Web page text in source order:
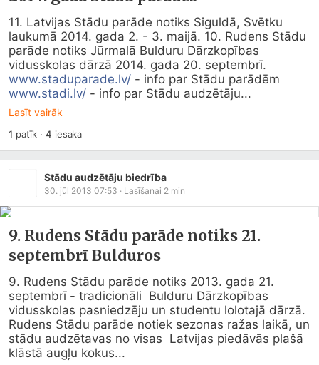
11. Latvijas Stādu parāde notiks Siguldā, Svētku
laukumā 2014. gada 2. - 3. maijā. 10. Rudens Stādu
parāde notiks Jūrmalā Bulduru Dārzkopības
www.staduparade.lv/
www.stadi.lv/ - info par Stādu audzētāju...
Lasīt vairāk
1 patīk ·4 iesaka
Stādu audzētāju biedrība
30. jūl 2013 07:53 · Lasīšanai 2 min
9. Rudens Stādu parāde notiks 21.
septembrī Bulduros
9. Rudens Stādu parāde notiks 2013. gada 21.
septembrī - tradicionāli  Bulduru Dārzkopības
vidusskolas pasniedzēju un studentu lolotajā dārzā.
Rudens Stādu parāde notiek sezonas ražas laikā, un
stādu audzētavas no visas  Latvijas piedāvās plašā
klāstā augļu kokus...